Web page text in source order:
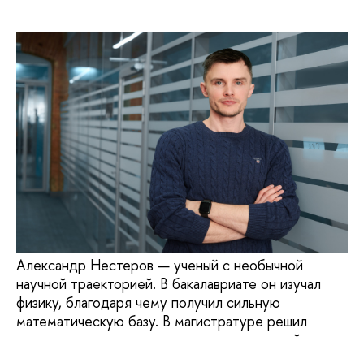
Александр Нестеров — ученый с необычной
научной траекторией. В бакалавриате он изучал
физику, благодаря чему получил сильную
математическую базу. В магистратуре решил